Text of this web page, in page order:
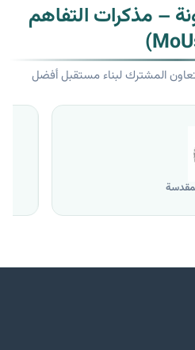
– مذكرات التفاهم
المشترك لبناء مستقبل أفضل
الموصل